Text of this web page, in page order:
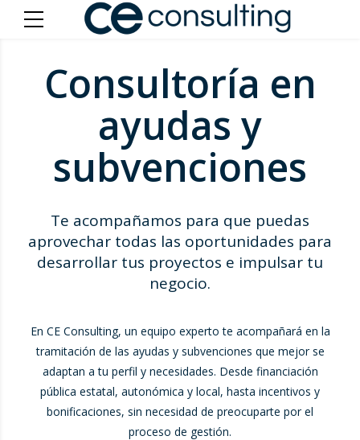
Consultoría en
ayudas y
subvenciones
Te acompañamos para que puedas
aprovechar todas las oportunidades para
desarrollar tus proyectos e impulsar tu
negocio.
En CE Consulting, un equipo experto te acompañará en la
tramitación de las ayudas y subvenciones que mejor se
adaptan a tu perfil y necesidades. Desde financiación
pública estatal, autonómica y local, hasta incentivos y
bonificaciones, sin necesidad de preocuparte por el
proceso de gestión.